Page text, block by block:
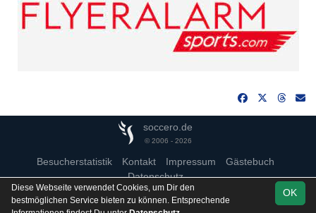
soccero.de
© 2006 - 2026
Besucherstatistik Kontakt Impressum
Gästebuch
Datenschutz
OK
Diese Webseite verwendet Cookies, um Dir den
bestmöglichen Service bieten zu können. Entsprechende